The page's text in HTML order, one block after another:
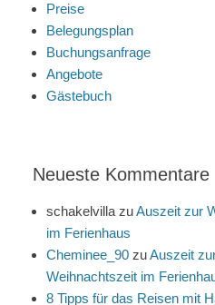
Preise
Belegungsplan
Buchungsanfrage
Angebote
Gästebuch
Neueste Kommentare
schakelvilla zuAuszeit zur
im Ferienhaus
Cheminee_90 zuAuszeit
Weihnachtszeit im
8 Tipps für das Reisen mit